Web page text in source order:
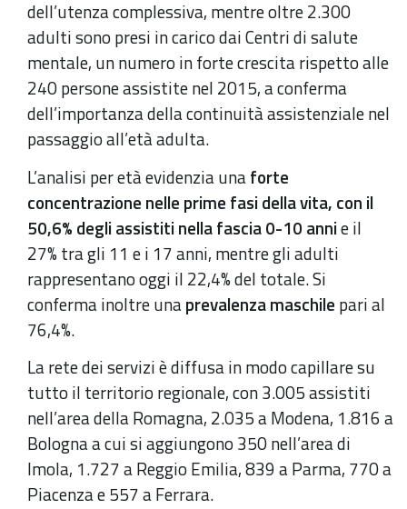
dell’utenza complessiva, mentre oltre 2.300
adulti sono presi in carico dai Centri di salute
mentale, un numero in forte crescita rispetto alle
240 persone assistite nel 2015, a conferma
dell’importanza della continuità assistenziale nel
passaggio all’età adulta.
L’analisi per età evidenzia unaforte
concentrazione nelle prime fasi della vita, con il
50,6% degli assistiti nella fascia 0-10 annie il
27% tra gli 11 e i 17 anni, mentre gli adulti
rappresentano oggi il 22,4% del totale. Si
conferma inoltre unaprevalenza maschile pari al
76,4%.
La rete dei servizi è diffusa in modo capillare su
tutto il territorio regionale, con 3.005 assistiti
nell’area della Romagna, 2.035 a Modena, 1.816 a
Bologna a cui si aggiungono 350 nell’area di
Imola, 1.727 a Reggio Emilia, 839 a Parma, 770 a
Piacenza e 557 a Ferrara.